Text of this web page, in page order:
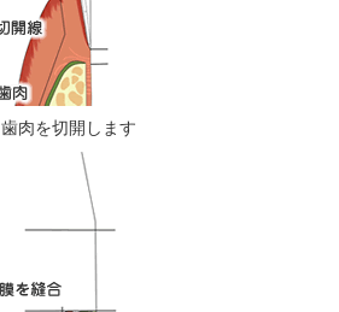
歯肉を切開します